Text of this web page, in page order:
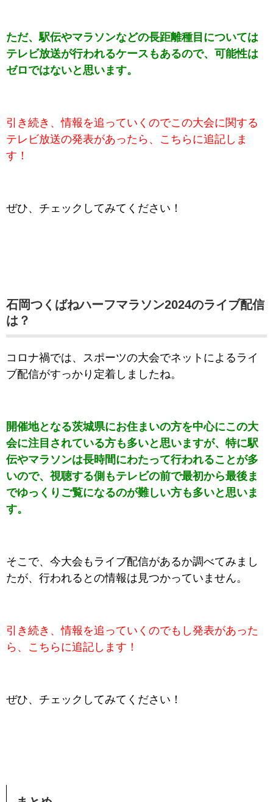
ただ、駅伝やマラソンなどの長距離種目については
テレビ放送が行われるケースもあるので、可能性は
ゼロではないと思います。
引き続き、情報を追っていくのでこの大会に関する
テレビ放送の発表があったら、こちらに追記しま
す！
ぜひ、チェックしてみてください！
石岡つくばねハーフマラソン2024のライブ配信
は？
コロナ禍では、スポーツの大会でネットによるライ
ブ配信がすっかり定着しましたね。
開催地となる茨城県にお住まいの方を中心にこの大
会に注目されている方も多いと思いますが、特に駅
伝やマラソンは長時間にわたって行われることが多
いので、視聴する側もテレビの前で最初から最後ま
でゆっくりご覧になるのが難しい方も多いと思いま
す。
そこで、今大会もライブ配信があるか調べてみまし
たが、 行われるとの情報は見つかっていません。
引き続き、情報を追っていくのでもし発表があった
ら、こちらに追記します！
ぜひ、チェックしてみてください！